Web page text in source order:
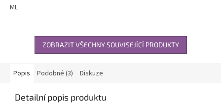
ML
ZOBRAZIT VŠECHNY SOUVISEJÍCÍ PRODUKTY
Popis Podobné (3) Diskuze
Detailní popis produktu